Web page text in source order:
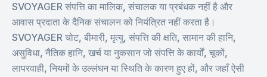
SVOYAGER संपत्ति का मालिक, संचालक या प्रबंधक नहीं है और
आवास प्रदाता के दैनिक संचालन को नियंत्रित नहीं करता है।
SVOYAGER चोट, बीमारी, मृत्यु, संपत्ति की क्षति, सामान की हानि,
असुविधा, नैतिक हानि, खर्च या नुकसान जो संपत्ति के कार्यों, चूकों,
लापरवाही, नियमों के उल्लंघन या स्थिति के कारण हुए हों, और जहाँ ऐसी